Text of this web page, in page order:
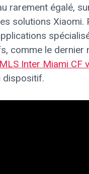
rarement égalé,
solutions Xiaomi.
comme le dernier
MLS Inter Miami CF
dispositif.